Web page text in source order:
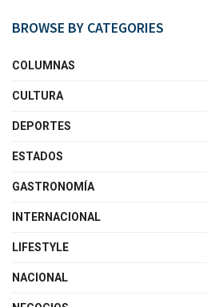
BROWSE BY CATEGORIES
COLUMNAS
CULTURA
DEPORTES
ESTADOS
GASTRONOMÍA
INTERNACIONAL
LIFESTYLE
NACIONAL